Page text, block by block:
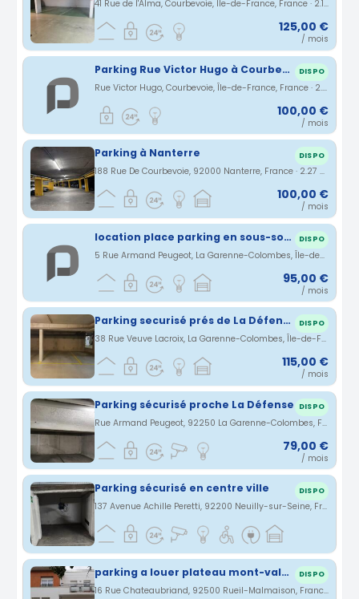
41 Rue de l'Alma, Courbevoie, Île-de-France, France · 2.14 km
125,00 €
/ mois
Parking Rue Victor Hugo à Courbevoie DISPO
Rue Victor Hugo, Courbevoie, Île-de-France, France · 2.22 km
100,00 €
/ mois
Parking à Nanterre DISPO
188 Rue De Courbevoie, 92000 Nanterre, France · 2.27 km
100,00 €
/ mois
location place parking en sous-sol sécurisé DISPO
5 Rue Armand Peugeot, La Garenne-Colombes, Île-de-France, France · 2.4 km
95,00 €
/ mois
Parking securisé prés de La Défense DISPO
38 Rue Veuve Lacroix, La Garenne-Colombes, Île-de-France, France · 2.46 km
115,00 €
/ mois
Parking sécurisé proche La Défense DISPO
Rue Armand Peugeot, 92250 La Garenne-Colombes, France · 2.46 km
79,00 €
/ mois
Parking sécurisé en centre ville DISPO
137 Avenue Achille Peretti, 92200 Neuilly-sur-Seine, France · 2.49 km
parking a louer plateau mont-valérien DISPO
16 Rue Chateaubriand, 92500 Rueil-Malmaison, France · 2.65 km